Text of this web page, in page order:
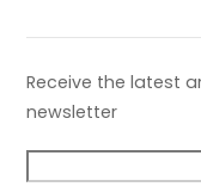
Receive the latest
newsletter